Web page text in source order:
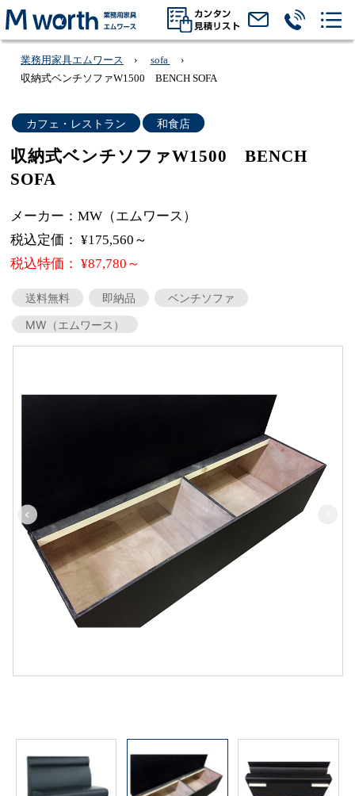
業務用家具エムワース
sofa
収納式ベンチソファW1500 BENCH SOFA
カフェ・レストラン 和食店
収納式ベンチソファW1500 BENCH
SOFA
メーカー：MW（エムワース）
税込定価： ¥175,560～
税込特価： ¥87,780～
送料無料 即納品
ベンチソファ
MW（エムワース）